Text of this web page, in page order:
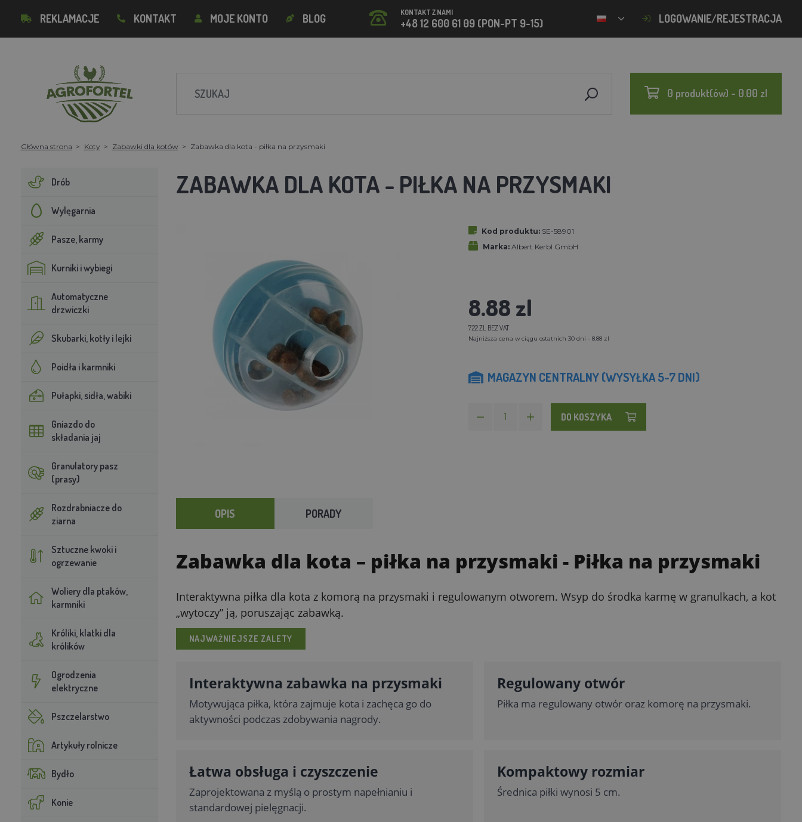
REKLAMACJE KONTAKT MOJE KONTO BLOG KONTAKT Z NAMI
+48 12 600 61 09 (PON-PT 9-15) LOGOWANIE/REJESTRACJA
0 produkt(ów) - 0.00 zl
Główna strona Koty Zabawki dla kotów Zabawka dla kota - piłka na przysmaki
Drób
Wylęgarnia
Pasze, karmy
Kurniki i wybiegi
Automatyczne
drzwiczki
Skubarki, kotły i lejki
Poidła i karmniki
Pułapki, sidła, wabiki
Gniazdo do
składania jaj
Granulatory pasz
(prasy)
Rozdrabniacze do
ziarna
Sztuczne kwoki i
ogrzewanie
Woliery dla ptaków,
karmniki
Króliki, klatki dla
królików
Ogrodzenia
elektryczne
Pszczelarstwo
Artykuły rolnicze
Bydło
Konie
ZABAWKA DLA KOTA - PIŁKA NA PRZYSMAKI
Kod produktu: SE-58901
Marka: Albert Kerbl GmbH
8.88 zl
7.22 ZL BEZ VAT
Najniższa cena w ciągu ostatnich 30 dni - 8.88 zl
MAGAZYN CENTRALNY (WYSYŁKA 5-7 DNI)
DO KOSZYKA
OPIS PORADY
Zabawka dla kota – piłka na przysmaki - Piłka na przysmaki
Interaktywna piłka dla kota z komorą na przysmaki i regulowanym otworem. Wsyp do środka karmę w granulkach, a kot
„wytoczy” ją, poruszając zabawką.
NAJWAŻNIEJSZE ZALETY
Interaktywna zabawka na przysmaki
Motywująca piłka, która zajmuje kota i zachęca go do
aktywności podczas zdobywania nagrody.
Regulowany otwór
Piłka ma regulowany otwór oraz komorę na przysmaki.
Łatwa obsługa i czyszczenie
Zaprojektowana z myślą o prostym napełnianiu i
standardowej pielęgnacji.
Kompaktowy rozmiar
Średnica piłki wynosi 5 cm.